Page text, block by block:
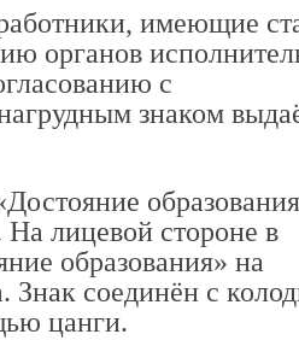
имеющие
органов
с
знаком
На лицевой стороне в
образования» на
Знак соединён с
цанги.